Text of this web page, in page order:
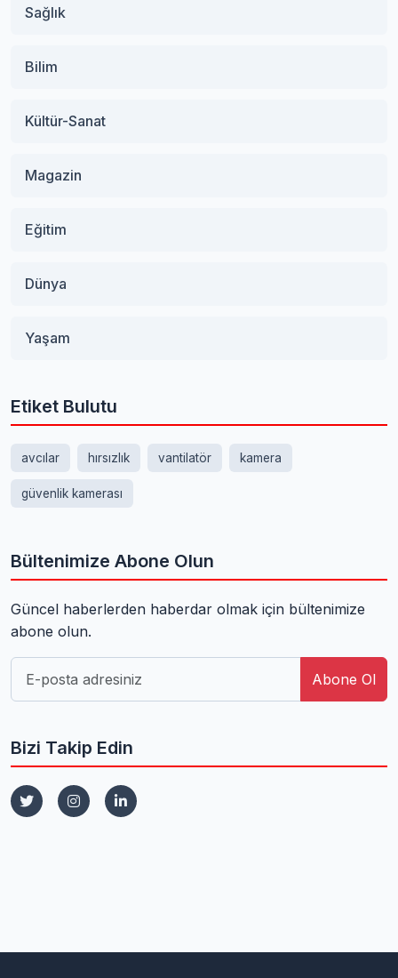
Sağlık
Bilim
Kültür-Sanat
Magazin
Eğitim
Dünya
Yaşam
Etiket Bulutu
avcılar hırsızlık vantilatör kamera
güvenlik kamerası
Bültenimize Abone Olun
Güncel haberlerden haberdar olmak için bültenimize
abone olun.
Abone Ol
Bizi Takip Edin